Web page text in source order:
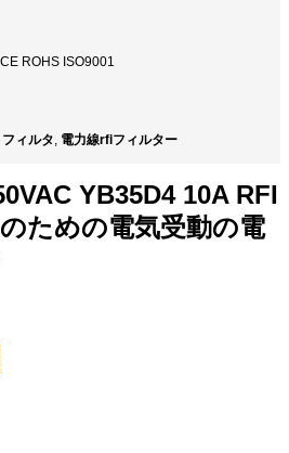
ROHS ISO9001
ィルタ, 電力線rfiフィルター
YB35D4 10A RFI
ための電気受動の電